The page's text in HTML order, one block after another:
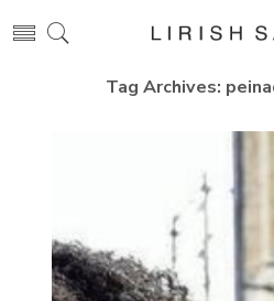
Tag Archives: